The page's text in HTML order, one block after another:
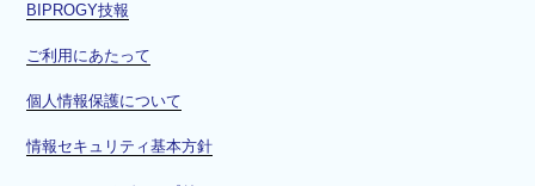
ド
で
BIPROGY技報
ご利用にあたって
個人情報保護について
情報セキュリティ基本方針